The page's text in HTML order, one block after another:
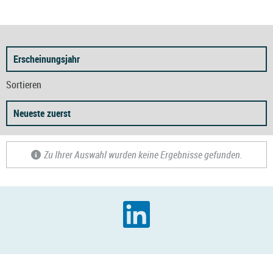
Erscheinungsjahr
Sortieren
Neueste zuerst
Zu Ihrer Auswahl wurden keine Ergebnisse gefunden.